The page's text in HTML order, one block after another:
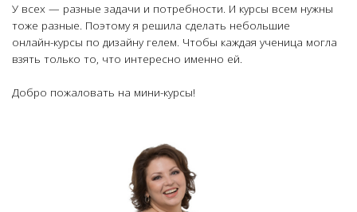
У всех — разные задачи и потребности. И курсы всем нужны
тоже разные. Поэтому я решила сделать небольшие
онлайн-курсы по дизайну гелем. Чтобы каждая ученица могла
взять только то, что интересно именно ей.
Добро пожаловать на мини-курсы!